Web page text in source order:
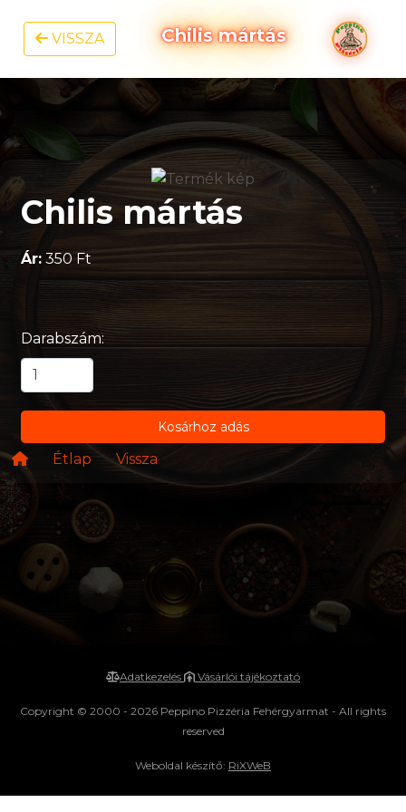
VISSZA Chilis mártás
Chilis mártás
Ár: 350 Ft
Darabszám:
Kosárhoz adás
Étlap Vissza
Adatkezelés Vásárlói tájékoztató
Copyright © 2000 - 2026 Peppino Pizzéria Fehérgyarmat - All rights
reserved
Weboldal készítő: RiXWeB